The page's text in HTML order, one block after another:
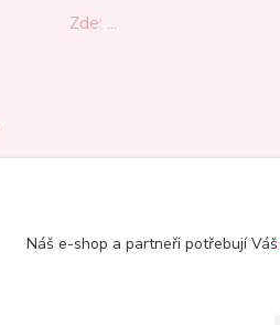
Zde: ...
Náš e-shop a partneři potřebují Váš